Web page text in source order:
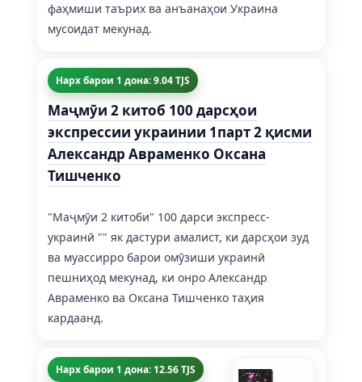
фаҳмиши таърих ва анъанаҳои Украина
мусоидат мекунад.
Нарх барои 1 дона: 9.04 TJS
Маҷмӯи 2 китоб 100 дарсҳои
экспрессии украинии 1парт 2 қисми
Александр Авраменко Оксана
Тишченко
"Маҷмӯи 2 китоби" 100 дарси экспресс-
украинӣ "" як дастури амалист, ки дарсҳои зуд
ва муассирро барои омӯзиши украинӣ
пешниҳод мекунад, ки онро Александр
Авраменко ва Оксана Тишченко таҳия
кардаанд.
Нарх барои 1 дона: 12.56 TJS